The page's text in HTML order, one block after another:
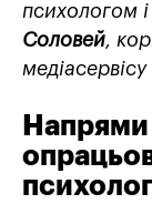
психологом
Соловей,
Напрями
психолог